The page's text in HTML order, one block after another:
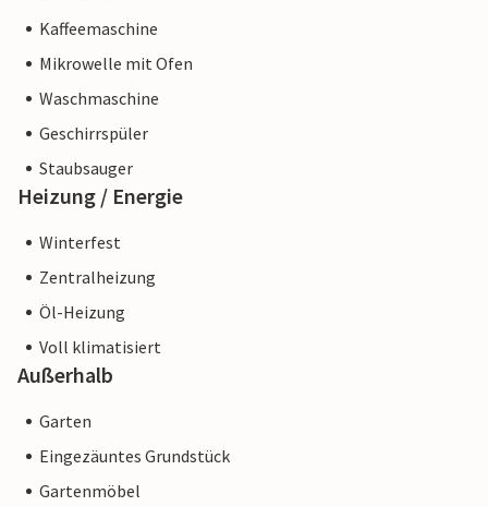
Kaffeemaschine
Mikrowelle mit Ofen
Waschmaschine
Geschirrspüler
Staubsauger
Heizung / Energie
Winterfest
Zentralheizung
Öl-Heizung
Voll klimatisiert
Außerhalb
Garten
Eingezäuntes Grundstück
Gartenmöbel